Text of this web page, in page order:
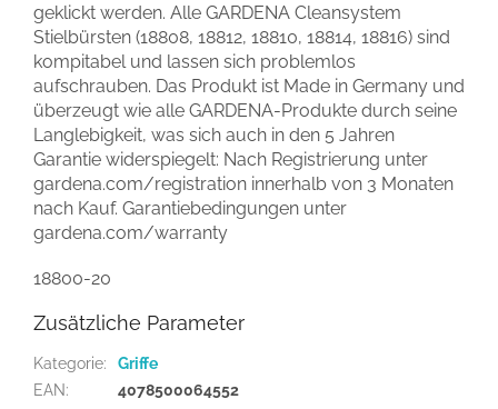
geklickt werden. Alle GARDENA Cleansystem
Stielbürsten (18808, 18812, 18810, 18814, 18816) sind
kompitabel und lassen sich problemlos
aufschrauben. Das Produkt ist Made in Germany und
überzeugt wie alle GARDENA-Produkte durch seine
Langlebigkeit, was sich auch in den 5 Jahren
Garantie widerspiegelt: Nach Registrierung unter
gardena.com/registration innerhalb von 3 Monaten
nach Kauf. Garantiebedingungen unter
gardena.com/warranty
18800-20
Zusätzliche Parameter
Kategorie:
Griffe
EAN: 4078500064552